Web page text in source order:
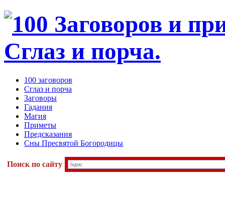
100 заговоров
Сглаз и порча
Заговоры
Гадания
Магия
Приметы
Предсказания
Сны Пресвятой Богородицы
Поиск по сайту